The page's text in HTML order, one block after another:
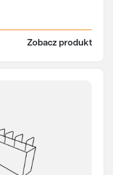
Zobacz produkt